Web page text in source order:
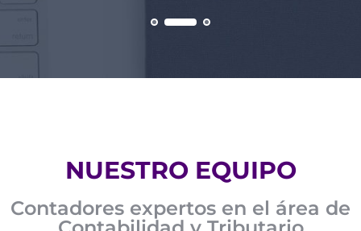
NUESTRO EQUIPO
Contadores expertos en el área de